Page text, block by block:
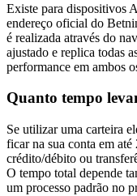
Existe para dispositivos
endereço oficial do
é realizada através do
ajustado e replica todas
performance em ambos
Quanto tempo
Se utilizar uma carteira
ficar na sua conta em
crédito/débito ou
O tempo total depende
um processo padrão no